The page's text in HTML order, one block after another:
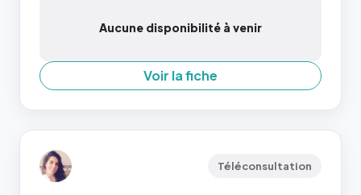
Aucune disponibilité à venir
Voir la fiche
Téléconsultation